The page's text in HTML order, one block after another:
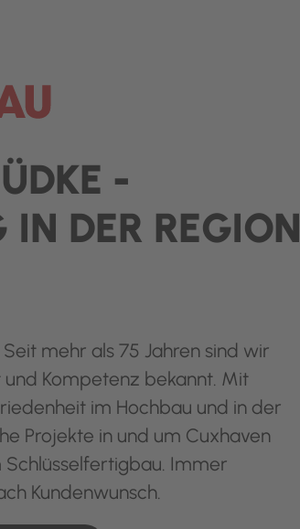
auf uns
-
DER REGION
mehr als 75 Jahren sind wir
Kompetenz bekannt. Mit
im Hochbau und in der
Projekte in und um Cuxhaven
Immer
Kundenwunsch.